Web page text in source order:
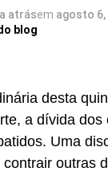
debate os
atrásem agosto 6,
blog
desta
a dívida
Uma
outras